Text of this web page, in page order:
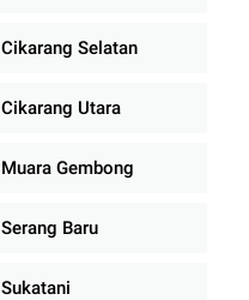
Cikarang Selatan
Cikarang Utara
Muara Gembong
Serang Baru
Sukatani